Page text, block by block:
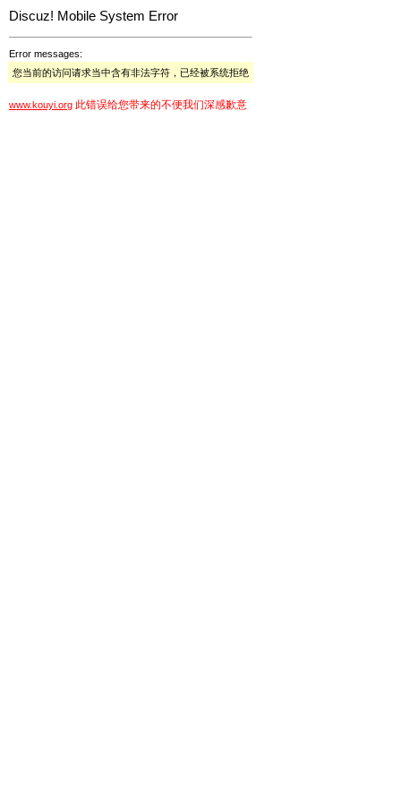
Discuz! Mobile System Error
Error messages:
您当前的访问请求当中含有非法字符，已经被系统拒绝
www.kouyi.org 此错误给您带来的不便我们深感歉意